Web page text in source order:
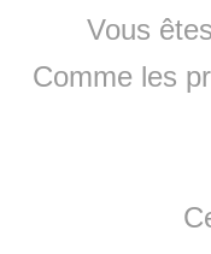
Vous
Comme les